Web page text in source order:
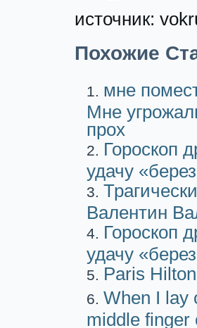
источник:
Похожие
мне
Мне
прох
Гороскоп
удачу
Валентин
Гороскоп
удачу
Paris
When I lay
middle finger